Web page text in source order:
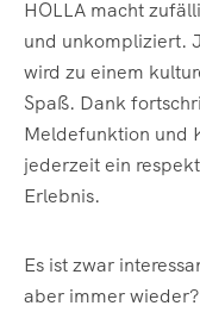
HOLLA macht
und unkompliziert.
wird zu einem
Spaß. Dank
Meldefunktion und
jederzeit ein
Erlebnis.
Es ist zwar
aber immer